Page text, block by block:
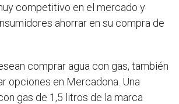
competitivo en el mercado y
ahorrar en su compra de
comprar agua con gas, también
opciones en Mercadona. Una
gas de 1,5 litros de la marca